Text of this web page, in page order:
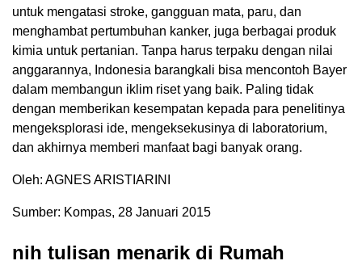
untuk mengatasi stroke, gangguan mata, paru, dan
menghambat pertumbuhan kanker, juga berbagai produk
kimia untuk pertanian. Tanpa harus terpaku dengan nilai
anggarannya, Indonesia barangkali bisa mencontoh Bayer
dalam membangun iklim riset yang baik. Paling tidak
dengan memberikan kesempatan kepada para penelitinya
mengeksplorasi ide, mengeksekusinya di laboratorium,
dan akhirnya memberi manfaat bagi banyak orang.
Oleh: AGNES ARISTIARINI
Sumber: Kompas, 28 Januari 2015
nih tulisan menarik di Rumah